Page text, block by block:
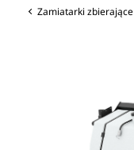
Zamiatarki zbierające